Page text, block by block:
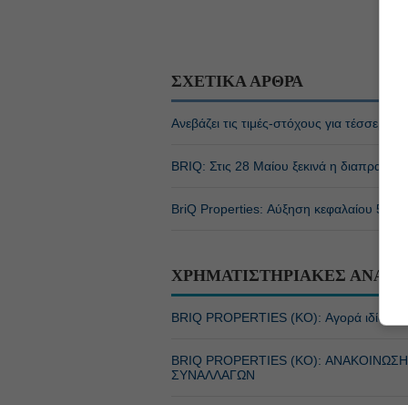
ΣΧΕΤΙΚΑ ΑΡΘΡΑ
Ανεβάζει τις τιμές-στόχους για
BRIQ: Στις 28 Μαίου ξεκινά η
BriQ Properties: Αύξηση κεφαλαίου 5,59
ΧΡΗΜΑΤΙΣΤΗΡΙΑΚΕΣ
BRIQ PROPERTIES (ΚΟ): Αγορά ιδίων
BRIQ PROPERTIES (ΚΟ):
ΣΥΝΑΛΛΑΓΩΝ